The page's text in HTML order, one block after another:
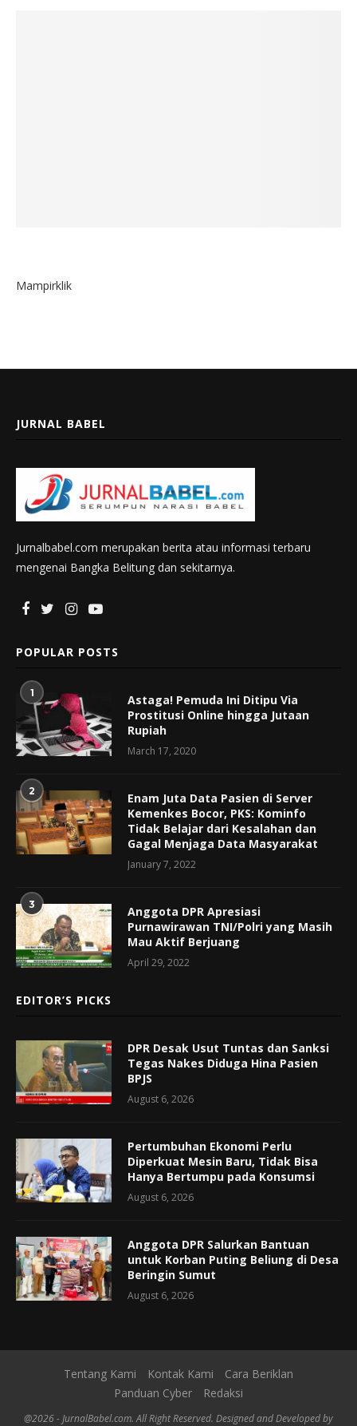
Mampirklik
JURNAL BABEL
Jurnalbabel.com merupakan berita atau informasi terbaru
mengenai Bangka Belitung dan sekitarnya.
POPULAR POSTS
1
Astaga! Pemuda Ini Ditipu Via
Prostitusi Online hingga Jutaan
Rupiah
March 17, 2020
2
Enam Juta Data Pasien di Server
Kemenkes Bocor, PKS: Kominfo
Tidak Belajar dari Kesalahan dan
Gagal Menjaga Data Masyarakat
January 7, 2022
3
Anggota DPR Apresiasi
Purnawirawan TNI/Polri yang Masih
Mau Aktif Berjuang
April 29, 2022
EDITOR’S PICKS
DPR Desak Usut Tuntas dan Sanksi
Tegas Nakes Diduga Hina Pasien
BPJS
August 6, 2026
Pertumbuhan Ekonomi Perlu
Diperkuat Mesin Baru, Tidak Bisa
Hanya Bertumpu pada Konsumsi
August 6, 2026
Anggota DPR Salurkan Bantuan
untuk Korban Puting Beliung di Desa
Beringin Sumut
August 6, 2026
Tentang Kami Kontak Kami
Cara Beriklan
Panduan Cyber
Redaksi
@2026 - JurnalBabel.com. All Right Reserved. Designed and Developed by